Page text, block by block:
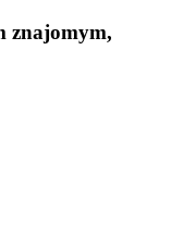
znajomym,